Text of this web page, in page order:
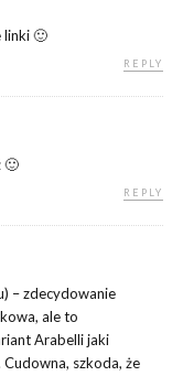
linki 🙂
REPLY
🙂
REPLY
– zdecydowanie
ale to
Arabelli jaki
szkoda, że